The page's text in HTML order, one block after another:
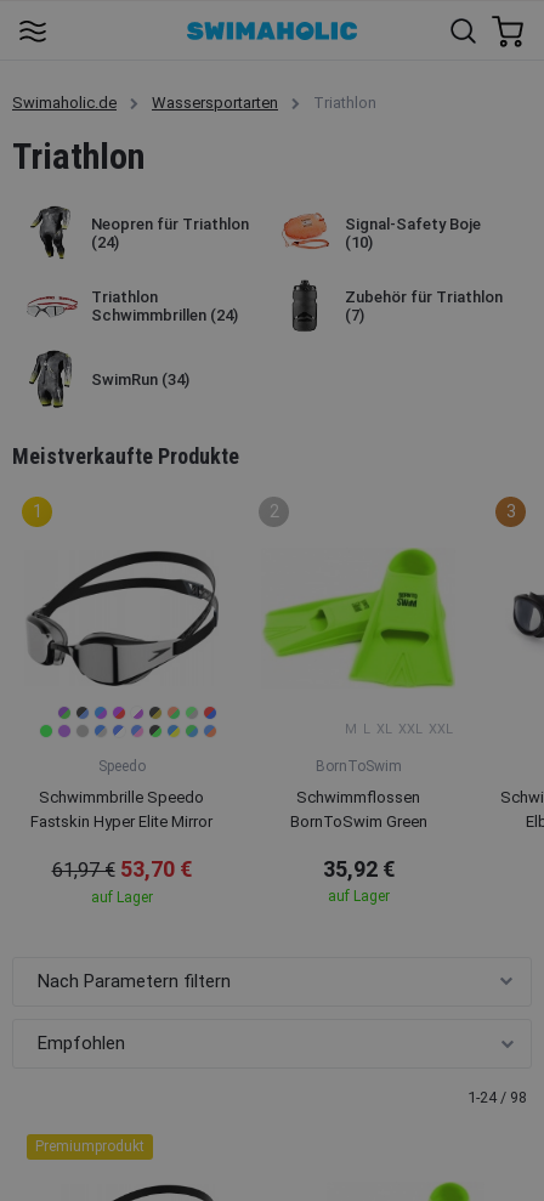
Swimaholic.de Wassersportarten Triathlon
Triathlon
Neopren für Triathlon
(24)
Signal-Safety Boje
(10)
Triathlon
Schwimmbrillen (24)
Zubehör für Triathlon
(7)
SwimRun (34)
Meistverkaufte Produkte
Speedo
Schwimmbrille Speedo
Fastskin Hyper Elite Mirror
61,97 € 53,70 €
auf Lager
M L XL XXL XXL
BornToSwim
Schwimmflossen
BornToSwim Green
35,92 €
auf Lager
Nach Parametern filtern
1-24 / 98
Premiumprodukt